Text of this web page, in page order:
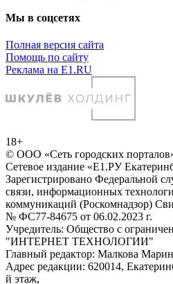
Мы в соцсетях
Полная версия сайта
Помощь по сайту
Реклама на E1.RU
18+
© ООО «Сеть городских
Сетевое издание «Е1.РУ
Зарегистрировано Федеральной
связи, информационных
коммуникаций (Роскомнадзор)
№ ФС77-84675 от 06.02.2023 г.
Учредитель: Общество с
"ИНТЕРНЕТ ТЕХНОЛОГИИ"
Главный редактор: Малкова
Адрес редакции: 620014,
й этаж,